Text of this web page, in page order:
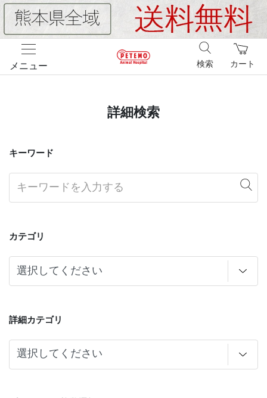
メニュー カート
検索
詳細検索
キーワード
カテゴリ
詳細カテゴリ